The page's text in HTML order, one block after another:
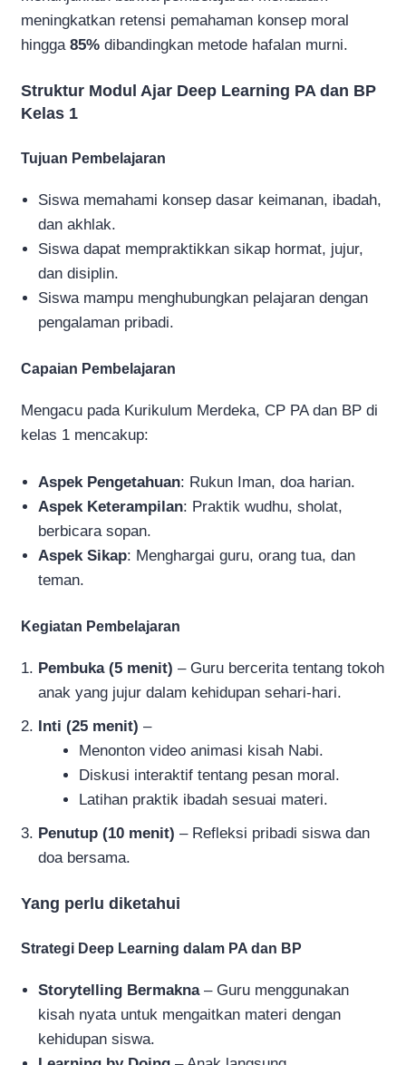
meningkatkan retensi pemahaman konsep moral
hingga 85% dibandingkan metode hafalan murni.
Struktur Modul Ajar Deep Learning PA dan BP
Kelas 1
Tujuan Pembelajaran
Siswa memahami konsep dasar keimanan, ibadah,
dan akhlak.
Siswa dapat mempraktikkan sikap hormat, jujur,
dan disiplin.
Siswa mampu menghubungkan pelajaran dengan
pengalaman pribadi.
Capaian Pembelajaran
Mengacu pada Kurikulum Merdeka, CP PA dan BP di
kelas 1 mencakup:
Aspek Pengetahuan: Rukun Iman, doa harian.
Aspek Keterampilan: Praktik wudhu, sholat,
berbicara sopan.
Aspek Sikap: Menghargai guru, orang tua, dan
teman.
Kegiatan Pembelajaran
Pembuka (5 menit) – Guru bercerita tentang tokoh
anak yang jujur dalam kehidupan sehari-hari.
Inti (25 menit) –
Menonton video animasi kisah Nabi.
Diskusi interaktif tentang pesan moral.
Latihan praktik ibadah sesuai materi.
Penutup (10 menit) – Refleksi pribadi siswa dan
doa bersama.
Yang perlu diketahui
Strategi Deep Learning dalam PA dan BP
Storytelling Bermakna– Guru menggunakan
kisah nyata untuk mengaitkan materi dengan
kehidupan siswa.